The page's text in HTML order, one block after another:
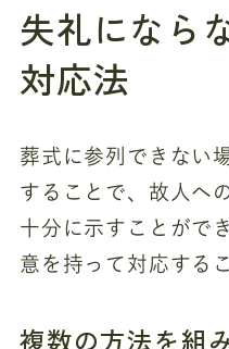
失礼になら
対応法
葬式に参列できない
することで、故人へ
十分に示すことがで
意を持って対応する
複数の方法を組